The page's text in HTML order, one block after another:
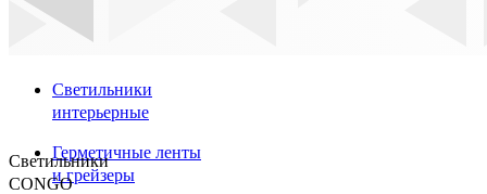
Светильники
интерьерные
Герметичные ленты
и грейзеры
Светильники
CONGO